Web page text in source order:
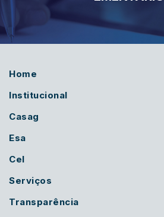
Home
Institucional
Casag
Esa
Cel
Serviços
Transparência